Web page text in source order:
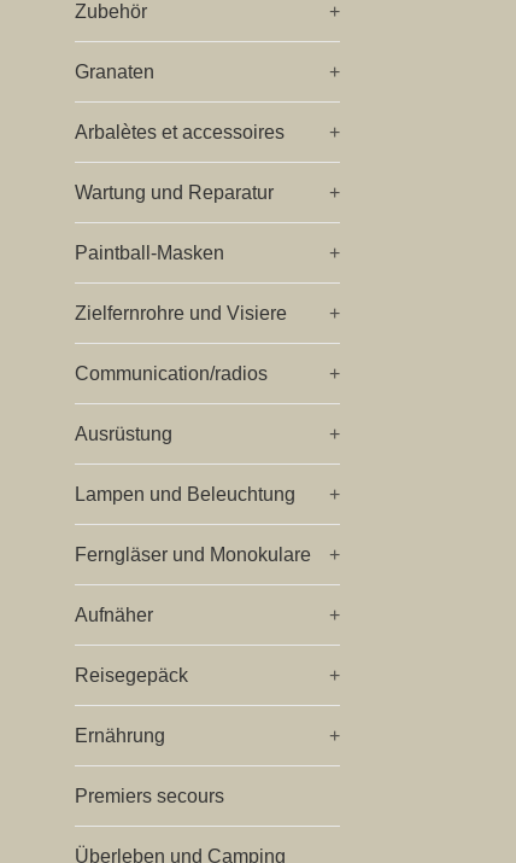
Zubehör
+
Granaten +
Arbalètes et accessoires +
Wartung und Reparatur +
Paintball-Masken +
Zielfernrohre und Visiere +
Communication/radios +
Ausrüstung +
Lampen und Beleuchtung +
Ferngläser und Monokulare +
Aufnäher +
Reisegepäck +
Ernährung +
Premiers secours
Überleben und Camping